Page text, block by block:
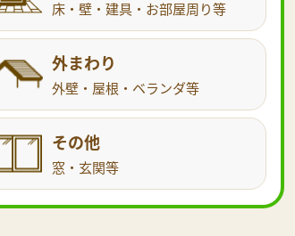
床・壁・建具・お部屋周り等
外まわり
外壁・屋根・ベランダ等
その他
窓・玄関等